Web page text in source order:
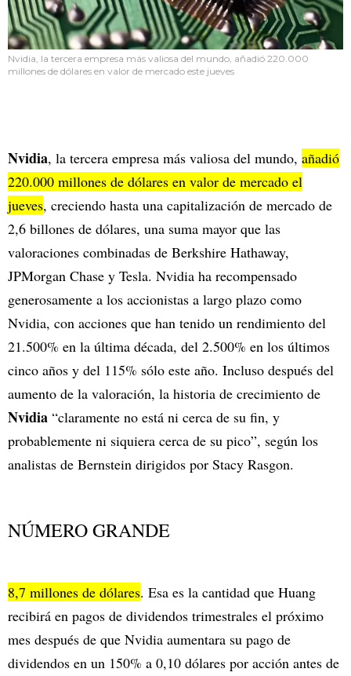
Nvidia, la tercera empresa más valiosa del mundo, añadió 220.000
millones de dólares en valor de mercado este jueves
Nvidia, la tercera empresa más valiosa del mundo, añadió
220.000 millones de dólares en valor de mercado el
jueves, creciendo hasta una capitalización de mercado de
2,6 billones de dólares, una suma mayor que las
valoraciones combinadas de Berkshire Hathaway,
JPMorgan Chase y Tesla. Nvidia ha recompensado
generosamente a los accionistas a largo plazo como
Nvidia, con acciones que han tenido un rendimiento del
21.500% en la última década, del 2.500% en los últimos
cinco años y del 115% sólo este año. Incluso después del
aumento de la valoración, la historia de crecimiento de
Nvidia “claramente no está ni cerca de su fin, y
probablemente ni siquiera cerca de su pico”, según los
analistas de Bernstein dirigidos por Stacy Rasgon.
NÚMERO GRANDE
8,7 millones de dólares. Esa es la cantidad que Huang
recibirá en pagos de dividendos trimestrales el próximo
mes después de que Nvidia aumentara su pago de
dividendos en un 150% a 0,10 dólares por acción antes de